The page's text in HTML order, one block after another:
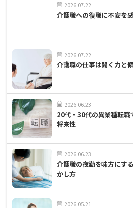
2026.07.22
介護職への復職に不安を
2026.07.22
介護職の仕事は聞く力と
2026.06.23
20代・30代の異業種転職
将来性
2026.06.23
介護職の夜勤を味方にす
かし方
2026.05.21